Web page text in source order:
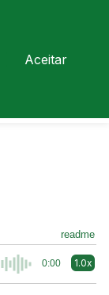
Aceitar
readme
0:00 1.0x